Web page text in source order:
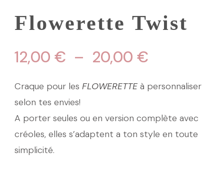
Flowerette Twist
12,00 € – 20,00 €
12,00 €
Craque pour les FLOWERETTE à personnaliser
selon tes envies!
A porter seules ou en version complète avec
créoles, elles s’adaptent a ton style en toute
simplicité.